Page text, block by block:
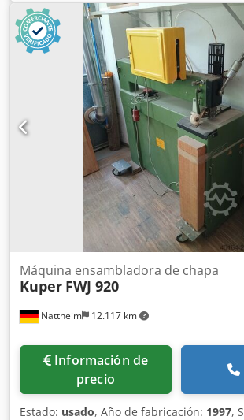
mm Cjdpfezrm Txox Al Sjrf Tensión de
trifásica, 50 Hz Activación de la cuchilla:
manos para garantizar la seguridad
freno: 2,5 kW Año de fabricación: 1998
Nattheim 12.117 km
Máquina ensambladora de chapa
Kuper FWJ 920
Información de
precio
Estado: usado, Año de fabricación: 1997,